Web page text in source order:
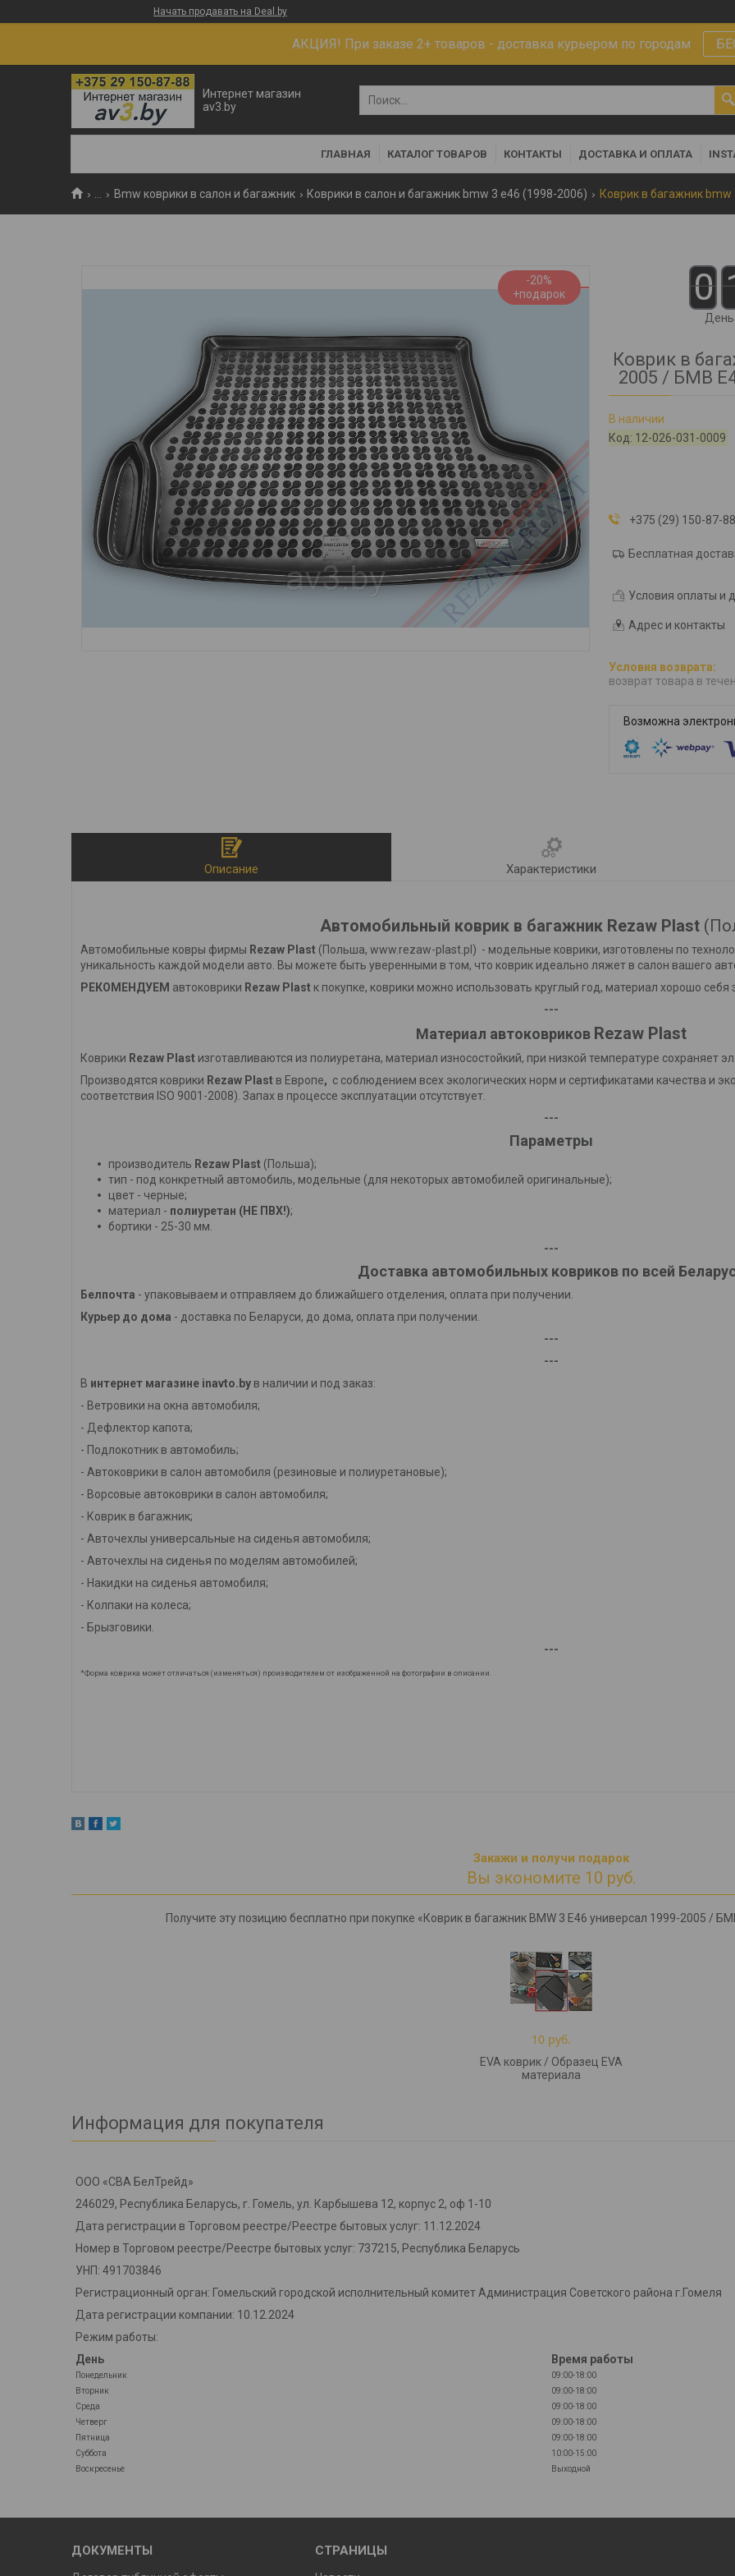
Начать продавать на Deal.by
АКЦИЯ! При заказе 2+ товаров - доставка курьером по городам
Интернет магазин
av3.by
ГЛАВНАЯ КАТАЛОГ ТОВАРОВ КОНТАКТЫ ДОСТАВКА И ОПЛАТА
Bmw коврики в салон и багажник Коврики в салон и багажник bmw 3 e46 (1998-2006)
-20% 0
День
Коврик в
2005 / БМВ
В наличии
Код: 12-026-031-0009
+375 (29) 150-87-
Бесплатная
Условия оплаты и
Адрес и контакты
возврат товара в
Описание Характеристики
Автомобильный коврик в багажник Rezaw Plast
Автомобильные ковры фирмы Rezaw Plast (Польша, www.rezaw-plast.pl) - модельные коврики, изготовлены по
уникальность каждой модели авто. Вы можете быть уверенными в том, что коврик идеально ляжет в салон вашего
РЕКОМЕНДУЕМ автоковрики Rezaw Plast к покупке, коврики можно использовать круглый год, материал хорошо
---
Материал автоковриков Rezaw Plast
Коврики Rezaw Plast изготавливаются из полиуретана, материал износостойкий, при низкой температуре сохраняет
Производятся коврики Rezaw Plast в Европе, с соблюдением всех экологических норм и сертификатами качества и
соответствия ISO 9001-2008). Запах в процессе эксплуатации отсутствует.
---
Параметры
производитель Rezaw Plast (Польша);
тип - под конкретный автомобиль, модельные (для некоторых автомобилей оригинальные);
цвет - черные;
материал - полиуретан (НЕ ПВХ!);
бортики - 25-30 мм.
---
Доставка автомобильных ковриков по всей
Белпочта - упаковываем и отправляем до ближайшего отделения, оплата при получении.
Курьер до дома - доставка по Беларуси, до дома, оплата при получении.
---
---
В интернет магазине inavto.by в наличии и под заказ:
- Ветровики на окна автомобиля;
- Дефлектор капота;
- Подлокотник в автомобиль;
- Автоковрики в салон автомобиля (резиновые и полиуретановые);
- Ворсовые автоковрики в салон автомобиля;
- Коврик в багажник;
- Авточехлы универсальные на сиденья автомобиля;
- Авточехлы на сиденья по моделям автомобилей;
- Накидки на сиденья автомобиля;
- Колпаки на колеса;
- Брызговики.
---
*Форма коврика может отличаться (изменяться) производителем от изображенной на фотографии в описании.
Закажи и получи подарок
Вы экономите 10 руб.
Получите эту позицию бесплатно при покупке «Коврик в багажник BMW 3 E46 универсал 1999-2005 /
10 руб.
EVA коврик / Образец EVA
материала
Информация для покупателя
ООО «СВА БелТрейд»
246029, Республика Беларусь, г. Гомель, ул. Карбышева 12, корпус 2, оф 1-10
Дата регистрации в Торговом реестре/Реестре бытовых услуг: 11.12.2024
Номер в Торговом реестре/Реестре бытовых услуг: 737215, Республика Беларусь
УНП: 491703846
Регистрационный орган: Гомельский городской исполнительный комитет Администрация Советского района г.Гомеля
Дата регистрации компании: 10.12.2024
Режим работы:
День
Время работы
Понедельник
09:00-18:00
Вторник
09:00-18:00
Среда
09:00-18:00
Четверг
09:00-18:00
Пятница
09:00-18:00
Суббота
10:00-15:00
Воскресенье
Выходной
ДОКУМЕНТЫ СТРАНИЦЫ